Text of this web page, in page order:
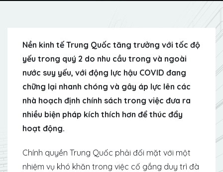
Nền kinh tế Trung Quốc tăng trưởng với tốc độ
yếu trong quý 2 do nhu cầu trong và ngoài
nước suy yếu, với động lực hậu COVID đang
chững lại nhanh chóng và gây áp lực lên các
nhà hoạch định chính sách trong việc đưa ra
nhiều biện pháp kích thích hơn để thúc đẩy
hoạt động.
Chính quyền Trung Quốc phải đối mặt với một
nhiệm vụ khó khăn trong việc cố gắng duy trì đà